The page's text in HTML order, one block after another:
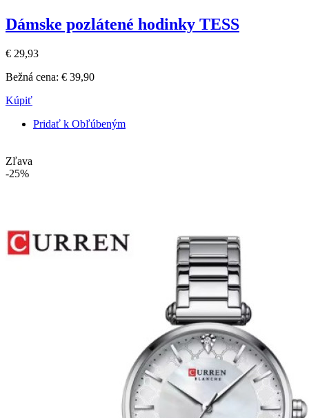
Dámske pozlátené hodinky TESS
€ 29,93
Bežná cena: € 39,90
Kúpiť
Pridať k Obľúbeným
Zľava
-25%